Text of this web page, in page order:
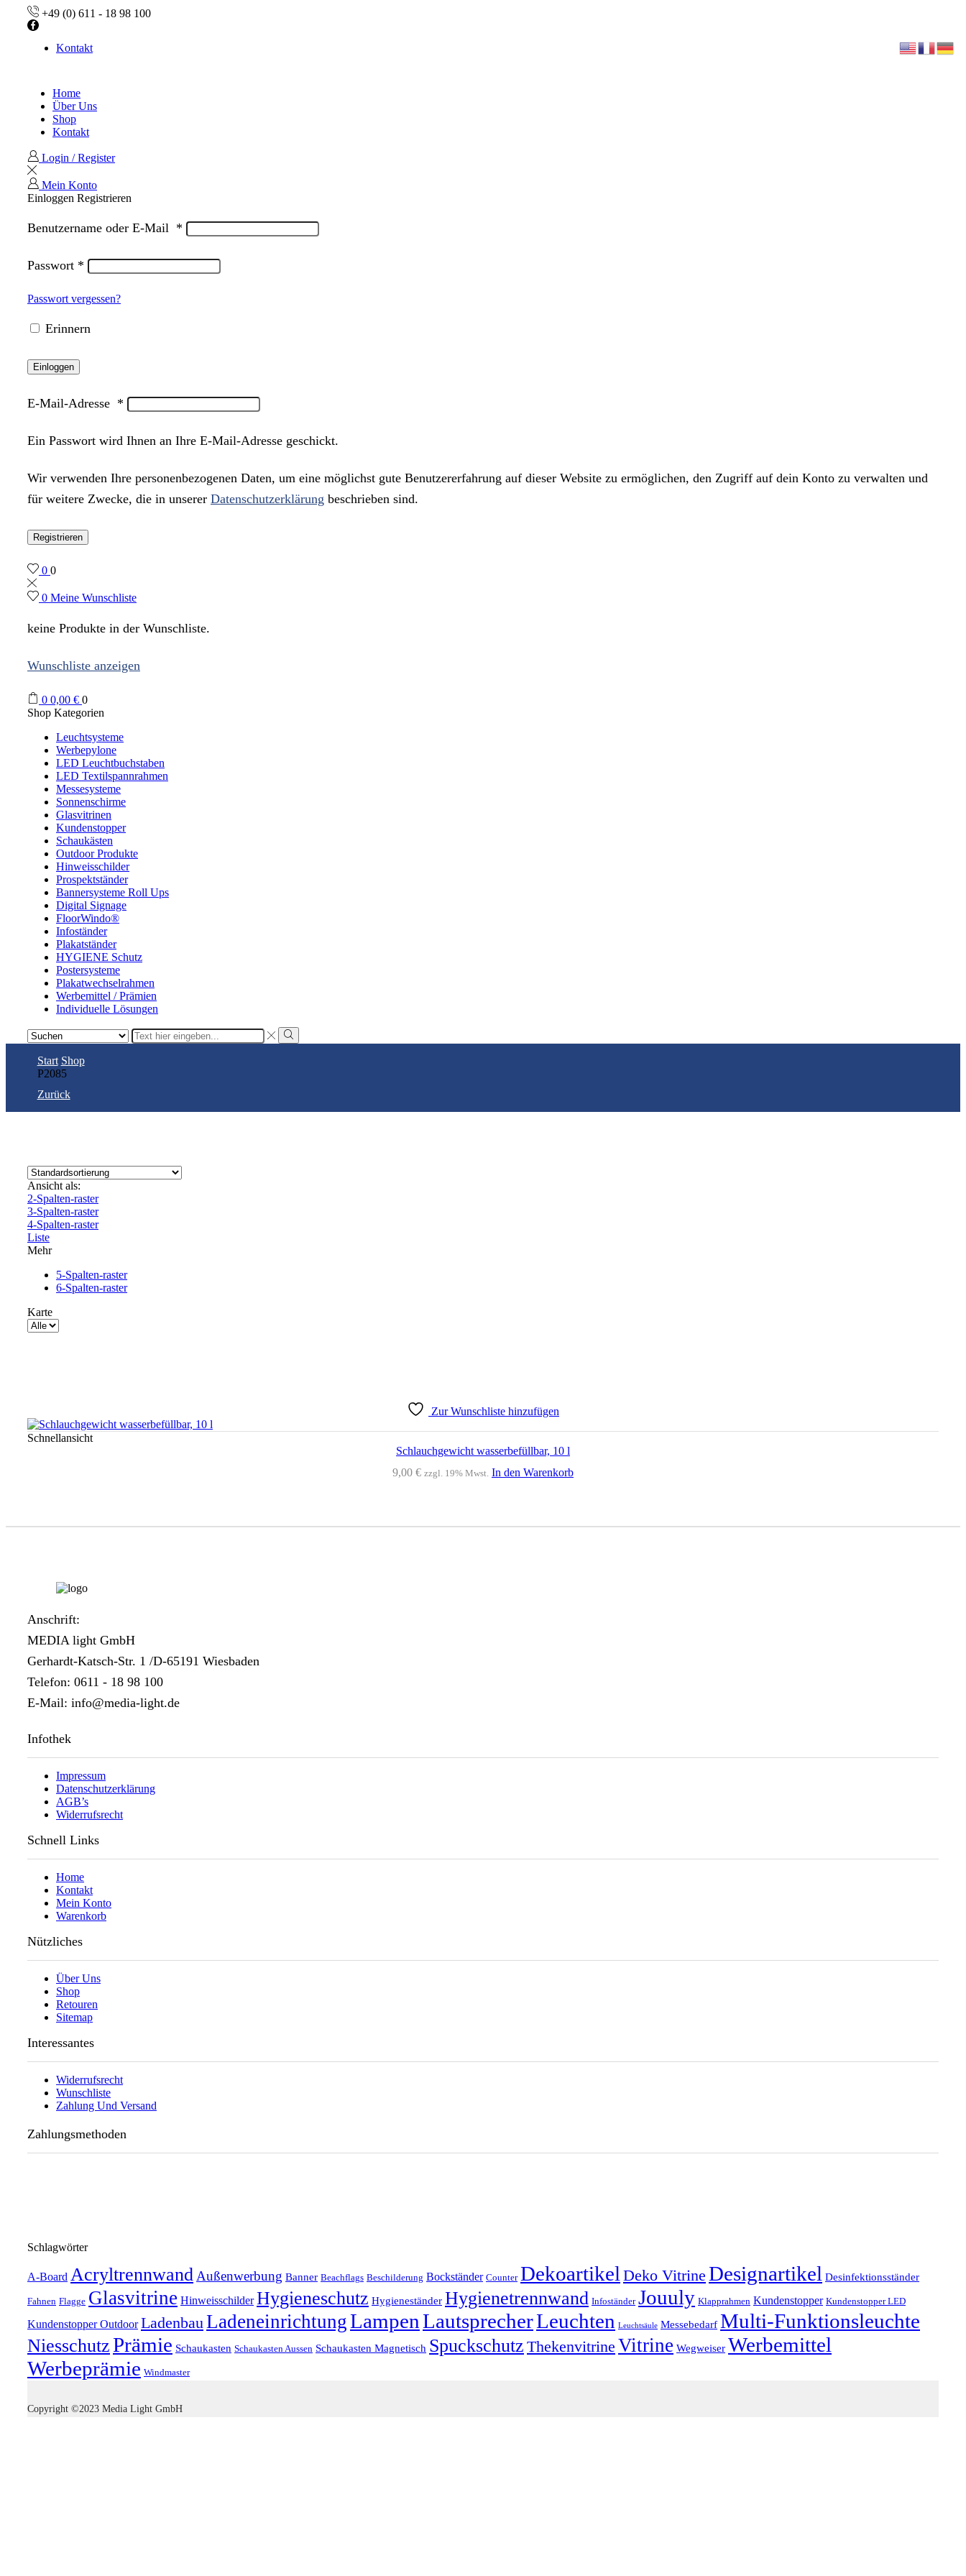
+49 (0) 611 - 18 98 100
Facebook
Kontakt
Home
Über Uns
Shop
Kontakt
Login / Register
Mein Konto
Einloggen Registrieren
Benutzername oder E-Mail *
Passwort *
Passwort vergessen?
Erinnern
Einloggen
E-Mail-Adresse *
Ein Passwort wird Ihnen an Ihre E-Mail-Adresse geschickt.
Wir verwenden Ihre personenbezogenen Daten, um eine möglichst gute Benutzererfahrung auf dieser Website zu ermöglichen, den Zugriff auf dein Konto zu verwalten und
für weitere Zwecke, die in unserer Datenschutzerklärung beschrieben sind.
Registrieren
0 0
0 Meine Wunschliste
keine Produkte in der Wunschliste.
Wunschliste anzeigen
0 0,00 € 0
Shop Kategorien
Leuchtsysteme
Werbepylone
LED Leuchtbuchstaben
LED Textilspannrahmen
Messesysteme
Sonnenschirme
Glasvitrinen
Kundenstopper
Schaukästen
Outdoor Produkte
Hinweisschilder
Prospektständer
Bannersysteme Roll Ups
Digital Signage
FloorWindo®
Infoständer
Plakatständer
HYGIENE Schutz
Postersysteme
Plakatwechselrahmen
Werbemittel / Prämien
Individuelle Lösungen
Search
input
Search
Start Shop
P2085
Zurück
Ansicht als:
2-Spalten-raster
3-Spalten-raster
4-Spalten-raster
Liste
Mehr
5-Spalten-raster
6-Spalten-raster
Karte
Produkte
Zur Wunschliste hinzufügen
Schnellansicht
Schlauchgewicht wasserbefüllbar, 10 l
9,00 € zzgl. 19% Mwst. In den Warenkorb
Anschrift:
MEDIA light GmbH
Gerhardt-Katsch-Str. 1 /D-65191 Wiesbaden
Telefon: 0611 - 18 98 100
E-Mail: info@media-light.de
Infothek
Impressum
Datenschutzerklärung
AGB’s
Widerrufsrecht
Schnell Links
Home
Kontakt
Mein Konto
Warenkorb
Nützliches
Über Uns
Shop
Retouren
Sitemap
Interessantes
Widerrufsrecht
Wunschliste
Zahlung Und Versand
Zahlungsmethoden
Schlagwörter
A-Board Acryltrennwand Außenwerbung Banner Beachflags Beschilderung Bockständer Counter Dekoartikel Deko Vitrine Designartikel Desinfektionsständer
Fahnen Flagge Glasvitrine Hinweisschilder Hygieneschutz Hygieneständer Hygienetrennwand Infoständer Jouuly Klapprahmen Kundenstopper Kundenstopper LED
Kundenstopper Outdoor Ladenbau LadeneinrichtungLampenLautsprecherLeuchten Leuchtsäule Messebedarf Multi-Funktionsleuchte
NiesschutzPrämie Schaukasten Schaukasten Aussen Schaukasten Magnetisch Spuckschutz Thekenvitrine Vitrine Wegweiser Werbemittel
Werbeprämie Windmaster
Copyright ©2023 Media Light GmbH